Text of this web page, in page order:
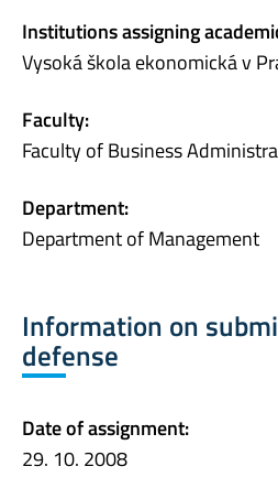
Institutions assigning
Vysoká škola ekonomická v
Faculty:
Faculty of Business
Department:
Department of Management
Information on
defense
Date of assignment:
29. 10. 2008